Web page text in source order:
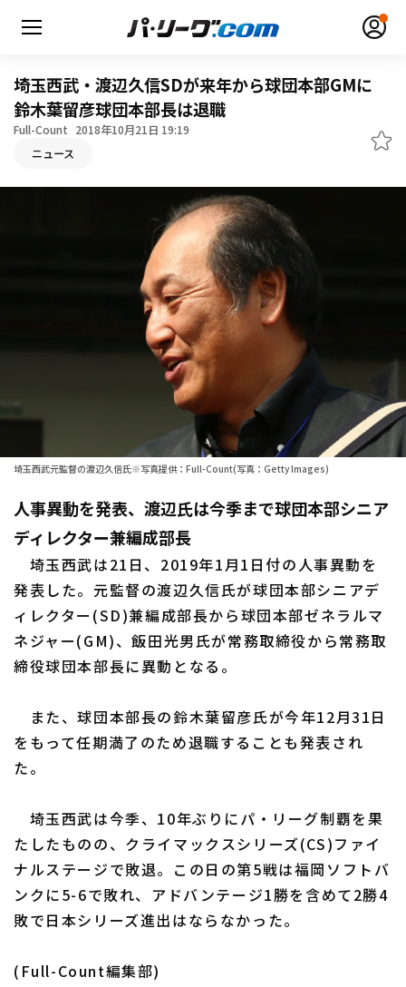
無料アカウント登録
順位表･成績
ファーム中地区
ファーム西地区
交流戦
選手名鑑トップ
北海道日本ハムファイターズ
東北楽天ゴールデンイーグルス
埼玉西武ライオンズ
千葉ロッテマリーンズ
オリックス・バファローズ
福岡ソフトバンクホークス
設定
埼玉西武・渡辺久信SDが来年から球団本部GMに
鈴木葉留彦球団本部長は退職
Full-Count 2018年10月21日 19:19
ニュース
埼玉西武元監督の渡辺久信氏※写真提供：Full-Count(写真：Getty Images)
人事異動を発表、渡辺氏は今季まで球団本部シニア
ディレクター兼編成部長
埼玉西武は21日、2019年1月1日付の人事異動を
発表した。元監督の渡辺久信氏が球団本部シニアデ
ィレクター(SD)兼編成部長から球団本部ゼネラルマ
ネジャー(GM)、飯田光男氏が常務取締役から常務取
締役球団本部長に異動となる。
また、球団本部長の鈴木葉留彦氏が今年12月31日
をもって任期満了のため退職することも発表され
た。
埼玉西武は今季、10年ぶりにパ・リーグ制覇を果
たしたものの、クライマックスシリーズ(CS)ファイ
ナルステージで敗退。この日の第5戦は福岡ソフトバ
ンクに5-6で敗れ、アドバンテージ1勝を含めて2勝4
敗で日本シリーズ進出はならなかった。
(Full-Count編集部)